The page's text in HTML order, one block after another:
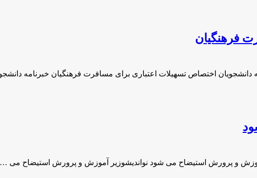
فرهنگیان
دانشجویان اختصاص تسهیلات اعتباری برای مسافرت فرهنگیان خبرنامه
و پرورش استیضاح مى شود نواندیشوزیر آموزش و پرورش استیضاح مى …